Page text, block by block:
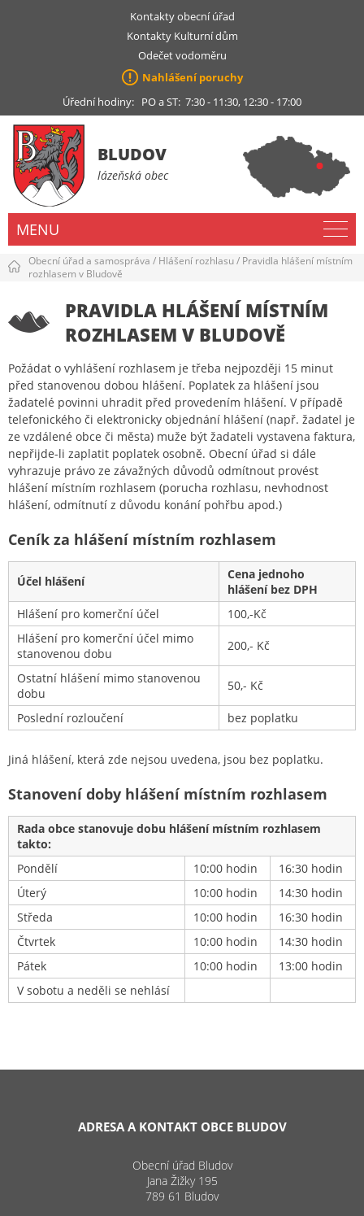
Kontakty obecní úřad
Kontakty Kulturní dům
Odečet vodoměru
Nahlášení poruchy
Úřední hodiny: PO a ST: 7:30 - 11:30, 12:30 - 17:00
BLUDOV
lázeňská obec
MENU
Obecní úřad a samospráva / Hlášení rozhlasu/ Pravidla hlášení místním
rozhlasem v Bludově
PRAVIDLA HLÁŠENÍ MÍSTNÍM
ROZHLASEM V BLUDOVĚ
Požádat o vyhlášení rozhlasem je třeba nejpozději 15 minut
před stanovenou dobou hlášení. Poplatek za hlášení jsou
žadatelé povinni uhradit před provedením hlášení. V případě
telefonického či elektronicky objednání hlášení (např. žadatel je
ze vzdálené obce či města) muže být žadateli vystavena faktura,
nepřijde-li zaplatit poplatek osobně. Obecní úřad si dále
vyhrazuje právo ze závažných důvodů odmítnout provést
hlášení místním rozhlasem (porucha rozhlasu, nevhodnost
hlášení, odmítnutí z důvodu konání pohřbu apod.)
Ceník za hlášení místním rozhlasem
Účel hlášení
Cena jednoho
hlášení bez DPH
Hlášení pro komerční účel
100,-Kč
Hlášení pro komerční účel mimo
stanovenou dobu
200,- Kč
Ostatní hlášení mimo stanovenou
dobu
50,- Kč
Poslední rozloučení bez poplatku
Jiná hlášení, která zde nejsou uvedena, jsou bez poplatku.
Stanovení doby hlášení místním rozhlasem
Rada obce stanovuje dobu hlášení místním rozhlasem
takto:
Pondělí
10:00 hodin
16:30 hodin
Úterý
10:00 hodin
14:30 hodin
Středa
10:00 hodin
16:30 hodin
Čtvrtek
10:00 hodin
14:30 hodin
Pátek
10:00 hodin
13:00 hodin
V sobotu a neděli se nehlásí
ADRESA A KONTAKT OBCE BLUDOV
Obecní úřad Bludov
Jana Žižky 195
789 61 Bludov